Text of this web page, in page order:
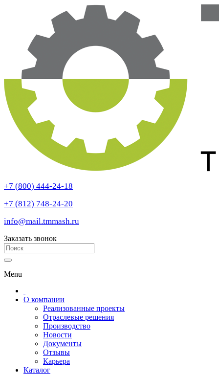
+7 (800) 444-24-18
+7 (812) 748-24-20
info@mail.tmmash.ru
Заказать звонок
Menu
О компании
Реализованные проекты
Отраслевые решения
Производство
Новости
Документы
Отзывы
Карьера
Каталог